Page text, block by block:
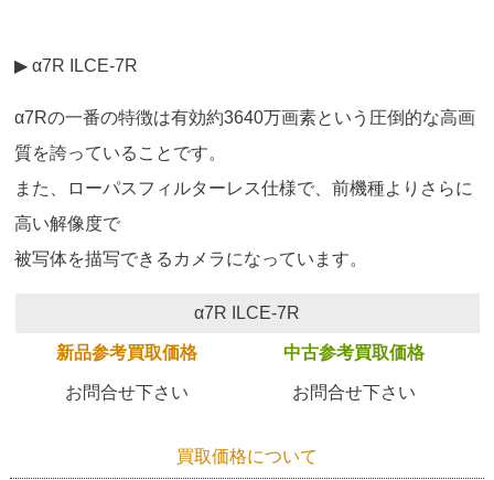
▶ α7R ILCE-7R
α7Rの一番の特徴は有効約3640万画素という圧倒的な高画
質を誇っていることです。
また、ローパスフィルターレス仕様で、前機種よりさらに
高い解像度で
被写体を描写できるカメラになっています。
α7R ILCE-7R
新品参考買取価格 中古参考買取価格
お問合せ下さい お問合せ下さい
買取価格について